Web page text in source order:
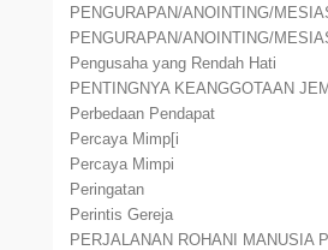
PENGURAPAN/ANOINTING/
PENGURAPAN/ANOINTING/
Pengusaha yang Rendah Hati
PENTINGNYA KEANGGOTAAN
Perbedaan Pendapat
Percaya Mimp[i
Percaya Mimpi
Peringatan
Perintis Gereja
PERJALANAN ROHANI MANUSIA